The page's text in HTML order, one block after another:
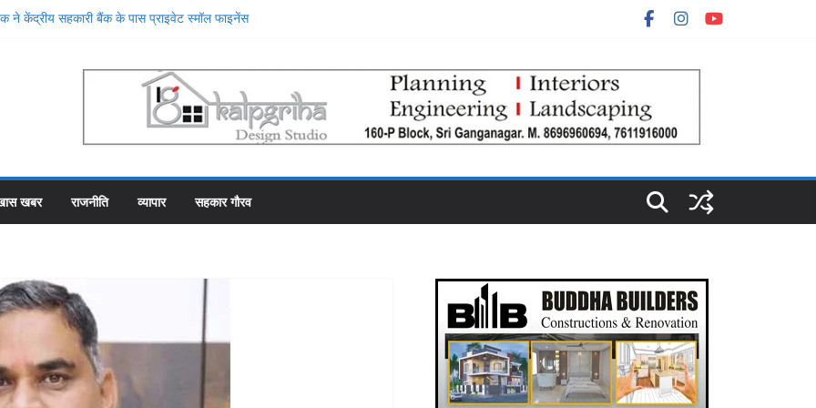
ने केंद्रीय सहकारी बैंक के पास प्राइवेट स्मॉल फाइनेंस
पर रहे सहकारी भंडार के पास कर्मचारियों को वेतन देने
फाका काट रहे 31 कर्मचारी
योजना में गड़बड़ी की एक और एजेंसी ने शुरू की जांच
महल में रोजगार उत्सव और मीडिया मैनेजमेंट
समिति व्यवस्थापकों की मिलीभगत से फसल बीमा में
खबर राजनीति व्यापार सहकार गौरव